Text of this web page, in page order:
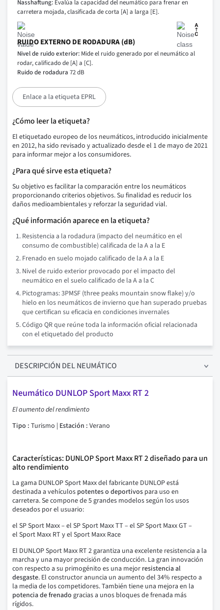
Nasshaftung: Evalúa la capacidad del neumático para frenar en
carretera mojada, clasificada de corta [A] a larga [E].
RUIDO EXTERNO DE RODADURA (dB)
Nivel de ruido exterior: Mide el ruido generado por el neumático al
rodar, calificado de [A] a [C].
Ruido de rodadura 72 dB
Enlace a la etiqueta EPRL
¿Cómo leer la etiqueta?
El etiquetado europeo de los neumáticos, introducido inicialmente
en 2012, ha sido revisado y actualizado desde el 1 de mayo de 2021
para informar mejor a los consumidores.
¿Para qué sirve esta etiqueta?
Su objetivo es facilitar la comparación entre los neumáticos
proporcionando criterios objetivos. Su finalidad es reducir los
daños medioambientales y reforzar la seguridad vial.
¿Qué información aparece en la etiqueta?
Resistencia a la rodadura (impacto del neumático en el
consumo de combustible) calificada de la A a la E
Frenado en suelo mojado calificado de la A a la E
Nivel de ruido exterior provocado por el impacto del
neumático en el suelo calificado de la A a la C
Pictogramas: 3PMSF (three peaks mountain snow flake) y/o
hielo en los neumáticos de invierno que han superado pruebas
que certifican su eficacia en condiciones invernales
Código QR que reúne toda la información oficial relacionada
con el etiquetado del producto
DESCRIPCIÓN DEL NEUMÁTICO
Neumático DUNLOP Sport Maxx RT 2
El aumento del rendimiento
Tipo : Turismo | Estación : Verano
Características: DUNLOP Sport Maxx RT 2 diseñado para un
alto rendimiento
La gama DUNLOP Sport Maxx del fabricante DUNLOP está
destinada a vehículos potentes o deportivos para uso en
carretera.Se compone de 5 grandes modelos según los usos
deseados por el usuario:
el SP Sport Maxx – el SP Sport Maxx TT – el SP Sport Maxx GT –
el Sport Maxx RT y el Sport Maxx Race
El DUNLOP Sport Maxx RT 2garantiza una excelente resistencia a la
marcha y una mayor precisión de conducción. La gran innovación
con respecto a su primogénito es una mejor resistencia al
desgaste. El constructor anuncia un aumento del 34% respecto a
la media de los competidores.También tiene una mejora en la
potencia de frenado gracias a unos bloques de frenada más
rígidos.